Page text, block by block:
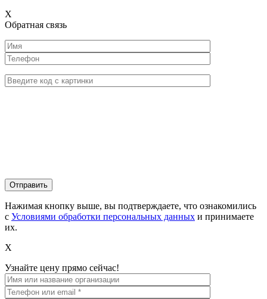
X
Обратная связь
Нажимая кнопку выше, вы подтверждаете, что ознакомились
с Условиями обработки персональных данных и принимаете
их.
X
Узнайте цену прямо сейчас!